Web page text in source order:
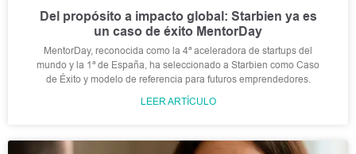
Del propósito a impacto global: Starbien ya es
un caso de éxito MentorDay
MentorDay, reconocida como la 4ª aceleradora de startups del
mundo y la 1ª de España, ha seleccionado a Starbien como Caso
de Éxito y modelo de referencia para futuros emprendedores.
LEER ARTÍCULO